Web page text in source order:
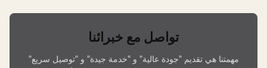
تواصل مع خبرائنا
مهمتنا هي تقديم "جودة عالية" و "خدمة جيدة" و "توصيل سريع"